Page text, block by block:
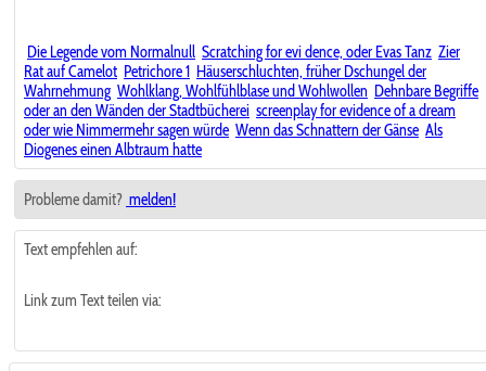
Die Legende vom Normalnull Scratching for evi dence, oder Evas Tanz Zier
Rat auf Camelot Petrichore 1 Häuserschluchten, früher Dschungel der
Wahrnehmung Wohlklang, Wohlfühlblase und Wohlwollen Dehnbare Begriffe
oder an den Wänden der Stadtbücherei screenplay for evidence of a dream
oder wie Nimmermehr sagen würde Wenn das Schnattern der Gänse Als
Diogenes einen Albtraum hatte
Probleme damit? melden!
Text empfehlen auf:
Link zum Text teilen via: